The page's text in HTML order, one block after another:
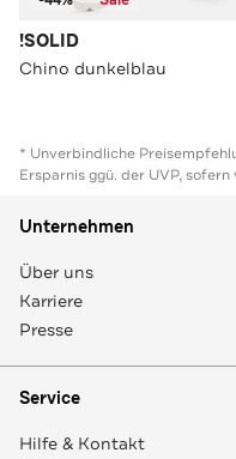
!SOLID
Chino dunkelblau
* Unverbindliche
Ersparnis ggü. der UVP,
Unternehmen
Über uns
Karriere
Presse
Service
Hilfe & Kontakt